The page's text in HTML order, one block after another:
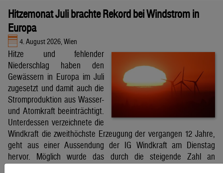
Hitzemonat Juli brachte Rekord bei Windstrom in
Europa
4. August 2026, Wien
Hitze und fehlender
Niederschlag haben den
Gewässern in Europa im Juli
zugesetzt und damit auch die
Stromproduktion aus Wasser-
und Atomkraft beeinträchtigt.
Unterdessen verzeichnete die
Windkraft die zweithöchste Erzeugung der vergangen 12 Jahre,
geht aus einer Aussendung der IG Windkraft am Dienstag
hervor. Möglich wurde das durch die steigende Zahl an